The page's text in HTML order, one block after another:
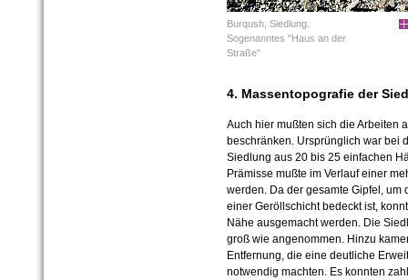
Burqush, Siedlung.
Sogenanntes "Haus an der
Straße"
4. Massentopografie der
Auch hier mußten sich die Arbeiten
beschränken. Ursprünglich war bei
Siedlung aus 20 bis 25 einfachen
Prämisse mußte im Verlauf einer
werden. Da der gesamte Gipfel,
einer Geröllschicht bedeckt ist,
Nähe ausgemacht werden. Die
groß wie angenommen. Hinzu
Entfernung, die eine deutliche
notwendig machten. Es konnten